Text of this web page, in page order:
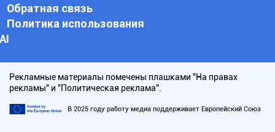
Обратная связь
Политика использования
АI
Рекламные материалы помечены плашками "На правах
рекламы" и "Политическая реклама".
В 2025 году работу медиа поддерживает Европейский Союз